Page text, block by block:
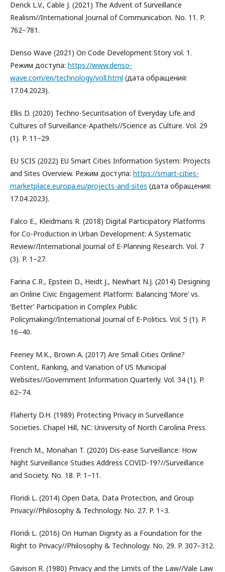
Denck L.V., Cable J. (2021) The Advent of Surveillance
Realism//International Journal of Communication. No. 11. P.
762–781.
Denso Wave (2021) On Code Development Story vol. 1.
Режим доступа: https://www.denso-
wave.com/en/technology/voll.html (дата обращения:
17.04.2023).
Ellis D. (2020) Techno-Securitisation of Everyday Life and
Cultures of Surveillance-Apathels//Science as Culture. Vol. 29
(1). P. 11–29.
EU SCIS (2022) EU Smart Cities Information System: Projects
and Sites Overview. Режим доступа: https://smart-cities-
marketplace.europa.eu/projects-and-sites (дата обращения:
17.04.2023).
Falco E., Kleidmans R. (2018) Digital Participatory Platforms
for Co-Production in Urban Development: A Systematic
Review//International Journal of E-Planning Research. Vol. 7
(3). P. 1–27.
Farina C.R., Epstein D., Heidt J., Newhart N.J. (2014) Designing
an Online Civic Engagement Platform: Balancing ‘More’ vs.
‘Better’ Participation in Complex Public
Policymaking//International Journal of E-Politics. Vol. 5 (1). P.
16–40.
Feeney M.K., Brown A. (2017) Are Small Cities Online?
Content, Ranking, and Variation of US Municipal
Websites//Government Information Quarterly. Vol. 34 (1). P.
62–74.
Flaherty D.H. (1989) Protecting Privacy in Surveillance
Societies. Chapel Hill, NC: University of North Carolina Press.
French M., Monahan T. (2020) Dis-ease Surveillance: How
Night Surveillance Studies Address COVID-19?//Surveillance
and Society. No. 18. P. 1–11.
Floridi L. (2014) Open Data, Data Protection, and Group
Privacy//Philosophy & Technology. No. 27. P. 1–3.
Floridi L. (2016) On Human Dignity as a Foundation for the
Right to Privacy//Philosophy & Technology. No. 29. P. 307–312.
Gavison R. (1980) Privacy and the Limits of the Law//Vale Law